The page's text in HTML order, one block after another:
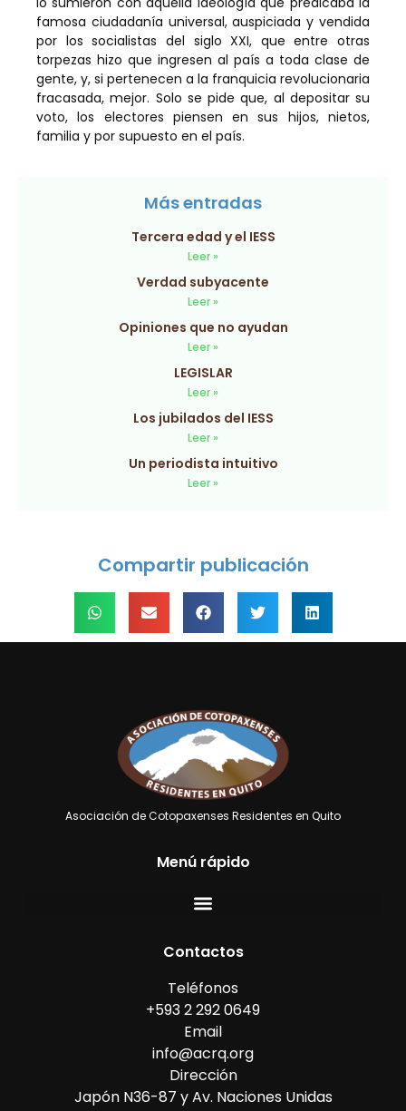
famosa ciudadanía universal, auspiciada y vendida
por los socialistas del siglo XXI, que entre otras
torpezas hizo que ingresen al país a toda clase de
gente, y, si pertenecen a la franquicia revolucionaria
fracasada, mejor. Solo se pide que, al depositar su
voto, los electores piensen en sus hijos, nietos,
familia y por supuesto en el país.
Más entradas
Tercera edad y el IESS
Leer »
Verdad subyacente
Leer »
Opiniones que no ayudan
Leer »
LEGISLAR
Leer »
Los jubilados del IESS
Leer »
Un periodista intuitivo
Leer »
Compartir publicación
Asociación de Cotopaxenses Residentes en Quito
Menú rápido
Contactos
Teléfonos
+593 2 292 0649
Email
info@acrq.org
Dirección
Japón N36-87 y Av. Naciones Unidas